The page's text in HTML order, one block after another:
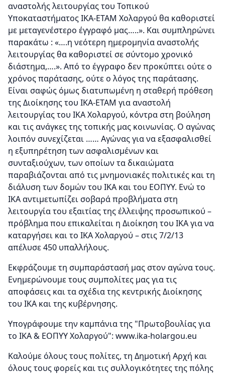
αναστολής λειτουργίας του Τοπικού
Υποκαταστήματος ΙΚΑ-ΕΤΑΜ Χολαργού θα καθοριστεί
με μεταγενέστερο έγγραφό μας…..». Και συμπληρώνει
παρακάτω : «….η νεότερη ημερομηνία αναστολής
λειτουργίας θα καθοριστεί σε σύντομο χρονικό
διάστημα,….». Από το έγγραφο δεν προκύπτει ούτε ο
χρόνος παράτασης, ούτε ο λόγος της παράτασης.
Είναι σαφώς όμως διατυπωμένη η σταθερή πρόθεση
της Διοίκησης του ΙΚΑ-ΕΤΑΜ για αναστολή
λειτουργίας του ΙΚΑ Χολαργού, κόντρα στη βούληση
και τις ανάγκες της τοπικής μας κοινωνίας. Ο αγώνας
λοιπόν συνεχίζεται …… Αγώνας για να εξασφαλισθεί
η εξυπηρέτηση των ασφαλισμένων και
συνταξιούχων, των οποίων τα δικαιώματα
παραβιάζονται από τις μνημονιακές πολιτικές και τη
διάλυση των δομών του ΙΚΑ και του ΕΟΠΥΥ. Ενώ το
ΙΚΑ αντιμετωπίζει σοβαρά προβλήματα στη
λειτουργία του εξαιτίας της έλλειψης προσωπικού –
πρόβλημα που επικαλείται η Διοίκηση του ΙΚΑ για να
καταργήσει και το ΙΚΑ Χολαργού – στις 7/2/13
απέλυσε 450 υπαλλήλους.
Εκφράζουμε τη συμπαράστασή μας στον αγώνα τους.
Ενημερώνουμε τους συμπολίτες μας για τις
αποφάσεις και τα σχέδια της κεντρικής Διοίκησης
του ΙΚΑ και της κυβέρνησης.
Υπογράφουμε την καμπάνια της "Πρωτοβουλίας για
το ΙΚΑ & ΕΟΠΥΥ Χολαργού": www.ika-holargou.eu
Καλούμε όλους τους πολίτες, τη Δημοτική Αρχή και
όλους τους φορείς και τις συλλογικότητες της πόλης